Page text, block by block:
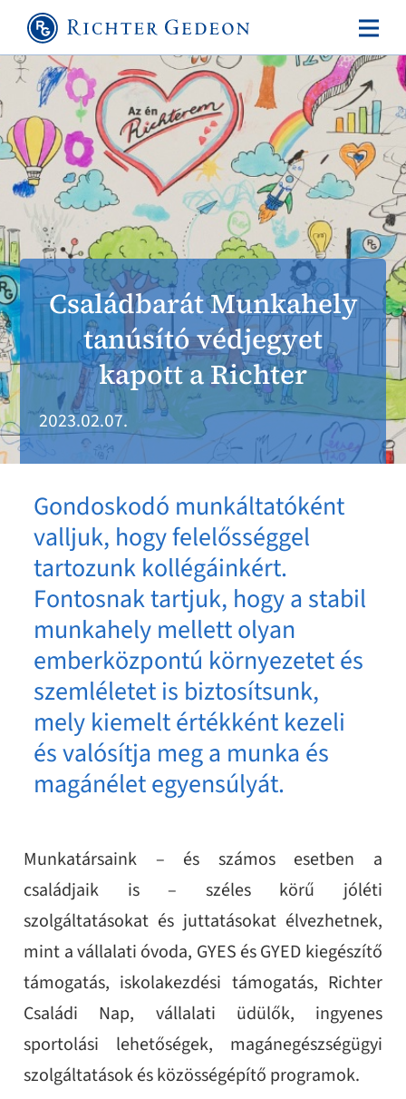
Családbarát Munkahely
tanúsító védjegyet
kapott a Richter
2023.02.07.
Gondoskodó munkáltatóként
valljuk, hogy felelősséggel
tartozunk kollégáinkért.
Fontosnak tartjuk, hogy a stabil
munkahely mellett olyan
emberközpontú környezetet és
szemléletet is biztosítsunk,
mely kiemelt értékként kezeli
és valósítja meg a munka és
magánélet egyensúlyát.
Munkatársaink – és számos esetben a
családjaik is – széles körű jóléti
szolgáltatásokat és juttatásokat élvezhetnek,
mint a vállalati óvoda, GYES és GYED kiegészítő
támogatás, iskolakezdési támogatás, Richter
Családi Nap, vállalati üdülők, ingyenes
sportolási lehetőségek, magánegészségügyi
szolgáltatások és közösségépítő programok.